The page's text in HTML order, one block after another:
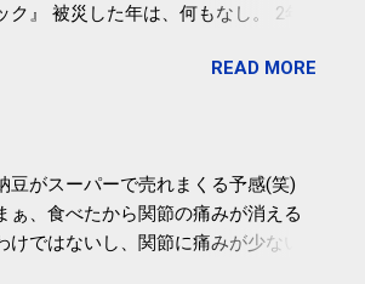
るのは、過度の飲酒が原因ではない
減らなくても効果があるという。 正田
大「減量しなくても効果」 - ニュー
- アピタル（医療・健康）
ク』 被災した年は、何もなし。 2年
が『たみこの海パック』。 ボランティ
く考えていなかったので、貰えると
しづつ復興してる感が伝わってきて
しいです。 あと、ふるさと納税が節
READ MORE
豆がスーパーで売れまくる予感(笑)
ぁ、食べたから関節の痛みが消える
けではないし、関節に痛みが少ない